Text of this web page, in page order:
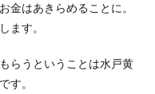
金はあきらめることに。
ます。
らうということは水戸黄
す。